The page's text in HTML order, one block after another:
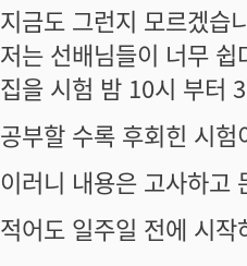
지금도 그런지 모르겠습
저는 선배님들이 너무
집을 시험 밤 10시 부터
공부할 수록 후회힌 시
이러니 내용은 고사하고
적어도 일주일 전에 시